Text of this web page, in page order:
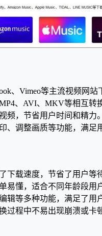
、Vimeo等主流视频网
、AVI、MKV等相互转
频，节省用户时间和精力。
、调整画质等功能，满足
下载速度，节省了用户等
易懂，适合不同年龄段用
辑等多种功能，满足了用
过程中不易出现崩溃或卡